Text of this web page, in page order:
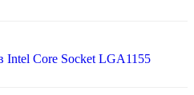
Intel Core Socket LGA1155